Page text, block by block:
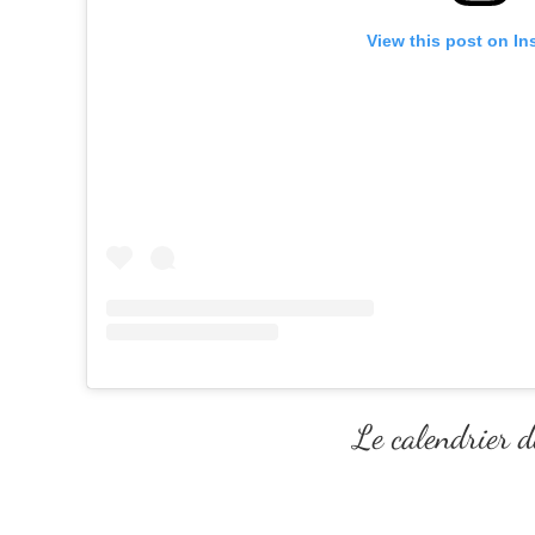
View this post on
Le calendrier